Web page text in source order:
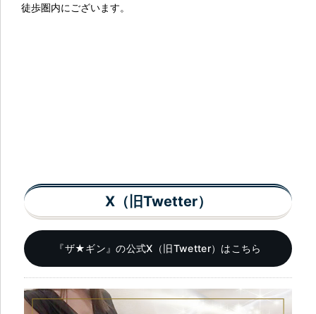
徒歩圏内にございます。
X（旧Twetter）
『ザ★ギン』の公式X（旧Twetter）はこちら